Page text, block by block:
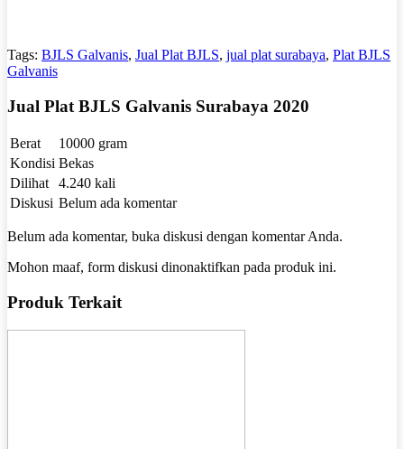
Tags: BJLS Galvanis, Jual Plat BJLS, jual plat surabaya, Plat BJLS
Galvanis
Jual Plat BJLS Galvanis Surabaya 2020
Berat
10000 gram
Kondisi Bekas
Dilihat
4.240 kali
Diskusi Belum ada komentar
Belum ada komentar, buka diskusi dengan komentar Anda.
Mohon maaf, form diskusi dinonaktifkan pada produk ini.
Produk Terkait